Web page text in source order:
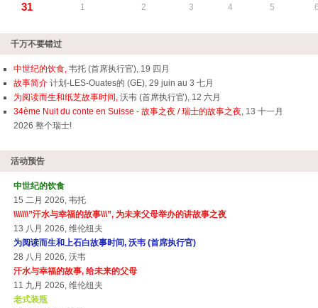
31
1 2 3 4 5
千万不要错过
中世纪的饮食, 韦托 (首席执行官), 19 四月
故事简介 计划-LES-Ouates的 (GE), 29 juin au 3 七月
为阅读而生和纸芝故事时间, 沃韦 (首席执行官), 12 六月
34ème Nuit du conte en Suisse - 故事之夜 / 瑞士的故事之夜, 13 十一月
2026 整个瑞士!
活动预告
中世纪的饮食
15 二月 2026, 韦托
\\\\\\\”汗水与幸福的故事\\\”, 为未来父母举办的讲故事之夜
13 八月 2026, 维伦纽夫
为阅读而生和上石白故事时间, 沃韦 (首席执行官)
28 八月 2026, 沃韦
汗水与幸福的故事, 给未来的父母
11 九月 2026, 维伦纽夫
老式装瓶